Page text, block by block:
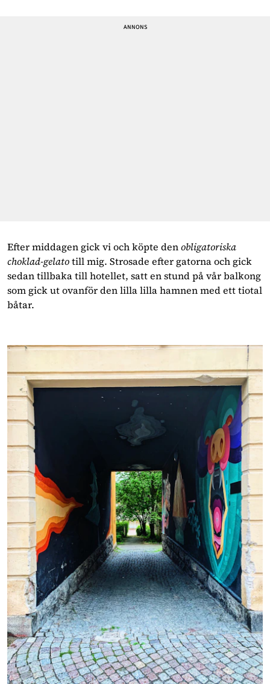
Efter middagen gick vi och köpte den obligatoriska
choklad-gelato till mig. Strosade efter gatorna och gick
sedan tillbaka till hotellet, satt en stund på vår balkong
som gick ut ovanför den lilla lilla hamnen med ett tiotal
båtar.